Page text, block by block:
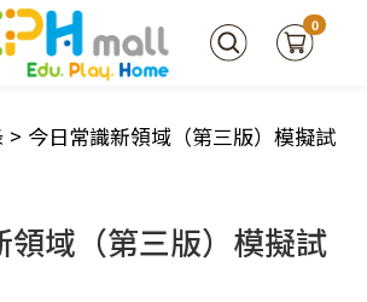
0
> 今日常識新領域（第三版）模擬試
領域（第三版）模擬試